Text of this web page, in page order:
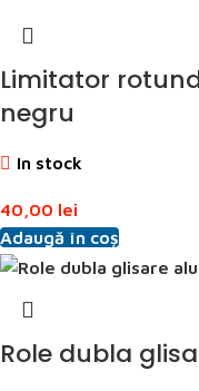
Limitator
negru
In stock
40,00 lei
Adaugă în coș
Role dubla